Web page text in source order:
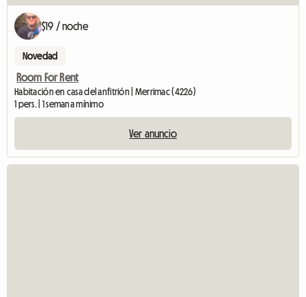
$19 / noche
Novedad
Room For Rent
Habitación en casa del anfitrión | Merrimac (4226)
1 pers. | 1 semana mínimo
Ver anuncio